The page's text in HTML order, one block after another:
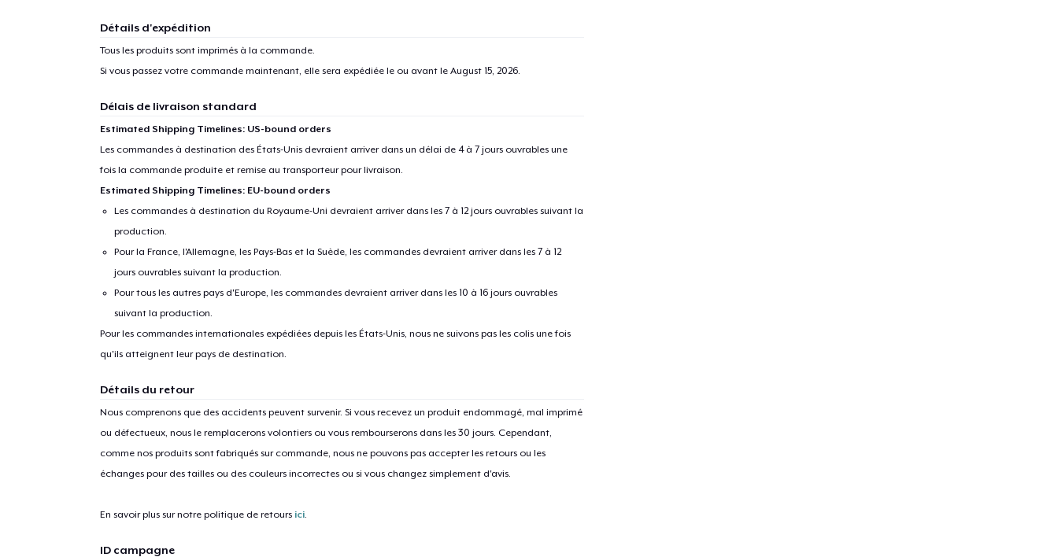
Détails d'expédition
Tous les produits sont imprimés à la commande.
Si vous passez votre commande maintenant, elle sera expédiée le ou avant le August 15, 2026.
Délais de livraison standard
Estimated Shipping Timelines: US-bound orders
Les commandes à destination des États-Unis devraient arriver dans un délai de 4 à 7 jours ouvrables une
fois la commande produite et remise au transporteur pour livraison.
Estimated Shipping Timelines: EU-bound orders
Les commandes à destination du Royaume-Uni devraient arriver dans les 7 à 12 jours ouvrables suivant la
production.
Pour la France, l'Allemagne, les Pays-Bas et la Suède, les commandes devraient arriver dans les 7 à 12
jours ouvrables suivant la production.
Pour tous les autres pays d'Europe, les commandes devraient arriver dans les 10 à 16 jours ouvrables
suivant la production.
Pour les commandes internationales expédiées depuis les États-Unis, nous ne suivons pas les colis une fois
qu'ils atteignent leur pays de destination.
Détails du retour
Nous comprenons que des accidents peuvent survenir. Si vous recevez un produit endommagé, mal imprimé
ou défectueux, nous le remplacerons volontiers ou vous rembourserons dans les 30 jours. Cependant,
comme nos produits sont fabriqués sur commande, nous ne pouvons pas accepter les retours ou les
échanges pour des tailles ou des couleurs incorrectes ou si vous changez simplement d'avis.
En savoir plus sur notre politique de retours ici.
ID campagne